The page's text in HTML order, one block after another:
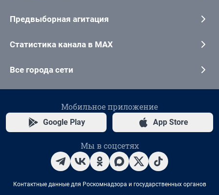
Предвыборная агитация
Статистика канала в MAX
Все города сети
Мобильное приложение
Google Play App Store
Мы в соцсетях
Контактные данные для Роскомнадзора и государственных органов